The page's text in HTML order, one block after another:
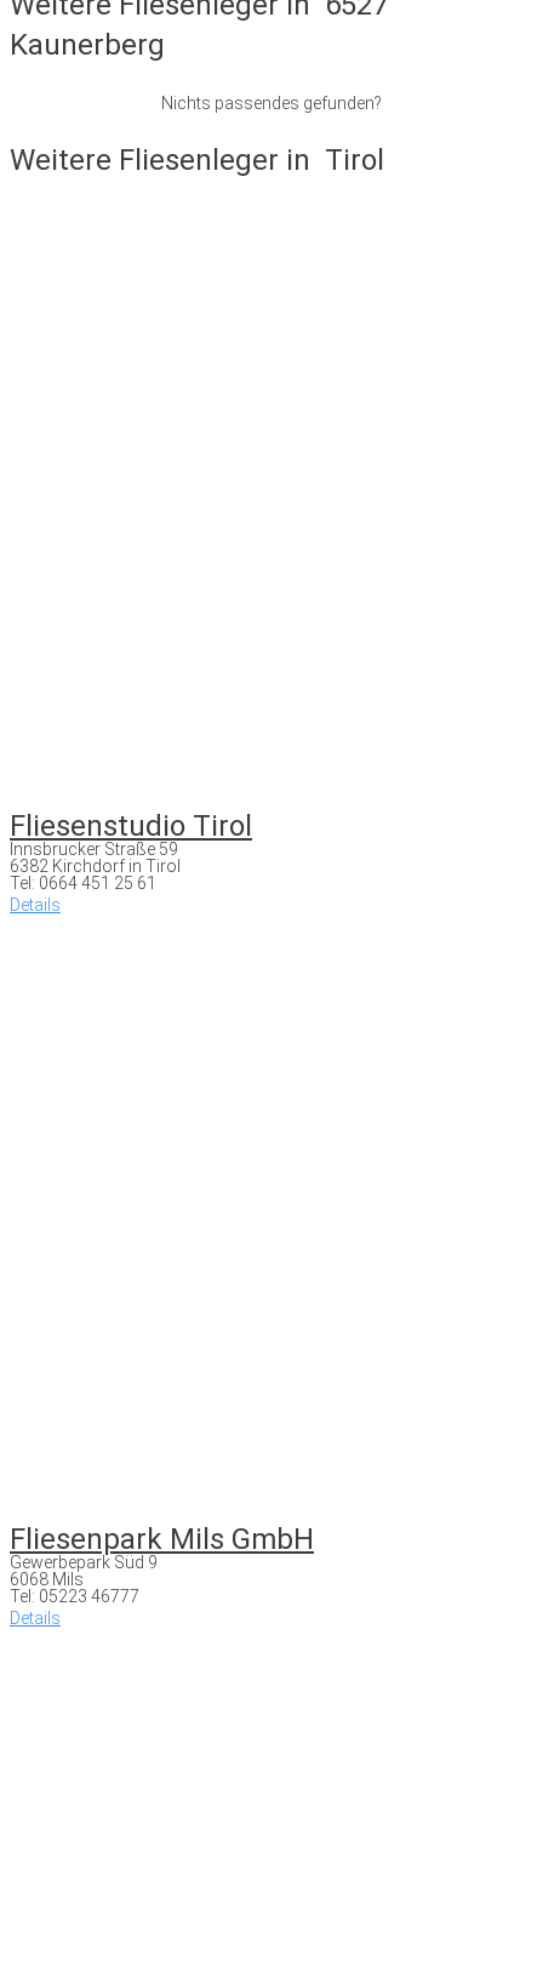
Kaunerberg
Nichts passendes gefunden?
Weitere Fliesenleger in Tirol
Fliesenstudio Tirol
Innsbrucker Straße 59
6382 Kirchdorf in Tirol
Tel: 0664 451 25 61
Details
Fliesenpark Mils GmbH
Gewerbepark Süd 9
6068 Mils
Tel: 05223 46777
Details